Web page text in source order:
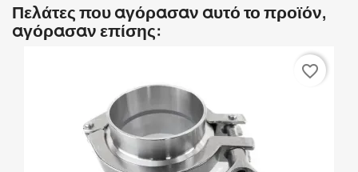
Πελάτες που αγόρασαν αυτό το προϊόν,
αγόρασαν επίσης:
favorite_border